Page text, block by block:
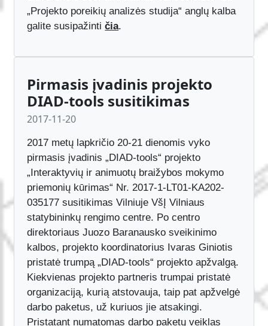
universiteto doc. dr. Antanas Vansevičius. Su
„Projekto poreikių analizės studija“ anglų kalba
Pirmasis įvadinis projekto
DIAD-tools susitikimas
2017 metų lapkričio 20-21 dienomis vyko
pirmasis įvadinis „DIAD-tools“ projekto
„Interaktyvių ir animuotų braižybos mokymo
priemonių kūrimas“ Nr. 2017-1-LT01-KA202-
035177 susitikimas Vilniuje VšĮ Vilniaus
statybininkų rengimo centre. Po centro
direktoriaus Juozo Baranausko sveikinimo
kalbos, projekto koordinatorius Ivaras Giniotis
pristatė trumpą „DIAD-tools“ projekto apžvalgą.
Kiekvienas projekto partneris trumpai pristatė
organizaciją, kurią atstovauja, taip pat apžvelgė
darbo paketus, už kuriuos jie atsakingi.